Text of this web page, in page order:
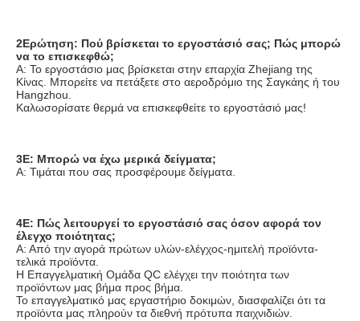
2Ερώτηση: Πού βρίσκεται το εργοστάσιό σας; Πώς μπορώ
να το επισκεφθώ;
Α: Το εργοστάσιο μας βρίσκεται στην επαρχία Zhejiang της
Κίνας. Μπορείτε να πετάξετε στο αεροδρόμιο της Σαγκάης ή του
Hangzhou.
Καλωσορίσατε θερμά να επισκεφθείτε το εργοστάσιό μας!
3Ε: Μπορώ να έχω μερικά δείγματα;
Α: Τιμάται που σας προσφέρουμε δείγματα.
4Ε: Πώς λειτουργεί το εργοστάσιό σας όσον αφορά τον
έλεγχο ποιότητας;
Α: Από την αγορά πρώτων υλών-ελέγχος-ημιτελή προϊόντα-
τελικά προϊόντα.
Η Επαγγελματική Ομάδα QC ελέγχει την ποιότητα των
προϊόντων μας βήμα προς βήμα.
Το επαγγελματικό μας εργαστήριο δοκιμών, διασφαλίζει ότι τα
προϊόντα μας πληρούν τα διεθνή πρότυπα παιχνιδιών.